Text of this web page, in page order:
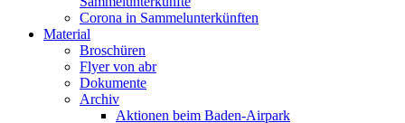
Corona in Sammelunterkünften
Material
Broschüren
Flyer von abr
Dokumente
Archiv
Aktionen beim Baden-Airpark